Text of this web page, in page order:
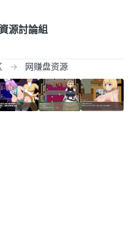
源討論組
网赚盘资源